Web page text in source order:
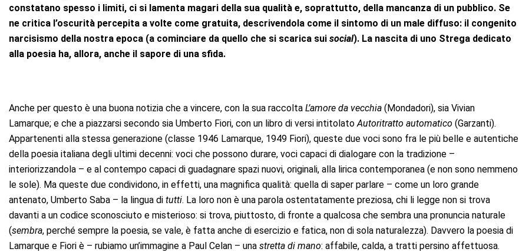
constatano spesso i limiti, ci si lamenta magari della sua qualità e, soprattutto, della mancanza di un pubblico. Se
ne critica l’oscurità percepita a volte come gratuita, descrivendola come il sintomo di un male diffuso: il congenito
narcisismo della nostra epoca (a cominciare da quello che si scarica sui social). La nascita di uno Strega dedicato
alla poesia ha, allora, anche il sapore di una sfida.
Anche per questo è una buona notizia che a vincere, con la sua raccolta L’amore da vecchia (Mondadori), sia Vivian
Lamarque; e che a piazzarsi secondo sia Umberto Fiori, con un libro di versi intitolato Autoritratto automatico (Garzanti).
Appartenenti alla stessa generazione (classe 1946 Lamarque, 1949 Fiori), queste due voci sono fra le più belle e autentiche
della poesia italiana degli ultimi decenni: voci che possono durare, voci capaci di dialogare con la tradizione –
interiorizzandola – e al contempo capaci di guadagnare spazi nuovi, originali, alla lirica contemporanea (e non sono nemmeno
le sole). Ma queste due condividono, in effetti, una magnifica qualità: quella di saper parlare – come un loro grande
antenato, Umberto Saba – la lingua di tutti. La loro non è una parola ostentatamente preziosa, chi li legge non si trova
davanti a un codice sconosciuto e misterioso: si trova, piuttosto, di fronte a qualcosa che sembra una pronuncia naturale
(sembra, perché sempre la poesia, se vale, è fatta anche di esercizio e fatica, non di sola naturalezza). Davvero la poesia di
Lamarque e Fiori è – rubiamo un’immagine a Paul Celan – una stretta di mano: affabile, calda, a tratti persino affettuosa.